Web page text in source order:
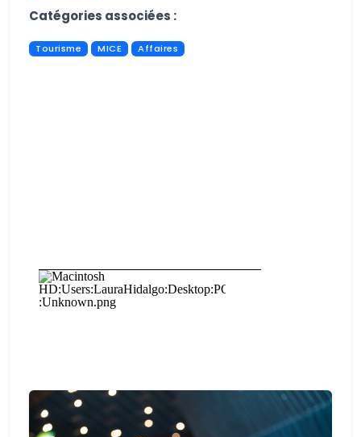
Catégories associées :
Tourisme MICE Affaires